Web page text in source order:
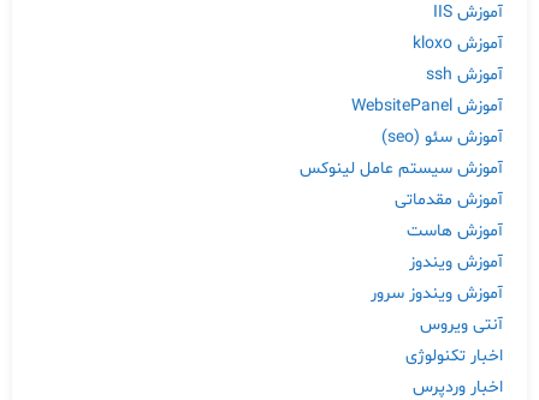
آموزش IIS
آموزش kloxo
آموزش ssh
آموزش WebsitePanel
آموزش سئو (seo)
آموزش سیستم عامل لینوکس
آموزش مقدماتی
آموزش هاست
آموزش ویندوز
آموزش ویندوز سرور
آنتی ویروس
اخبار تکنولوژی
اخبار وردپرس